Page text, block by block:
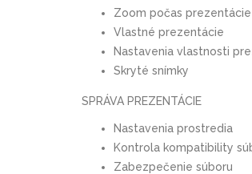
Zoom počas prezentácie
Vlastné prezentácie
Nastavenia vlastnosti
Skryté snímky
SPRÁVA PREZENTÁCIE
Nastavenia prostredia
Kontrola kompatibility
Zabezpečenie súboru